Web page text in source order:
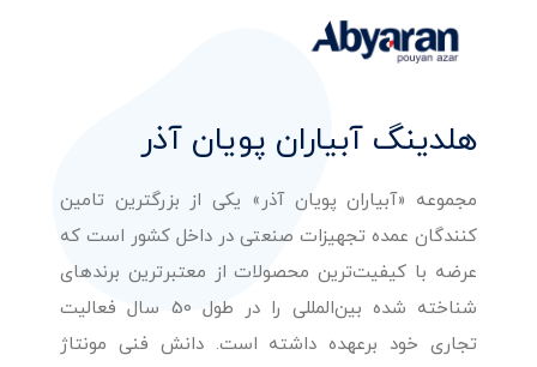
هلدینگ آبیاران پویان آذر
مجموعه «آبیاران پویان آذر» یکی از بزرگترین تامین
کنندگان عمده تجهیزات صنعتی در داخل کشور است که
عرضه با کیفیت‌ترین محصولات از معتبرترین برندهای
شناخته شده بین‌المللی را در طول 50 سال فعالیت
تجاری خود برعهده داشته است. دانش فنی مونتاژ